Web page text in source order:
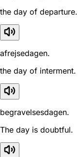
the day of departure.
afrejsedagen.
the day of interment.
begravelsesdagen.
The day is doubtful.